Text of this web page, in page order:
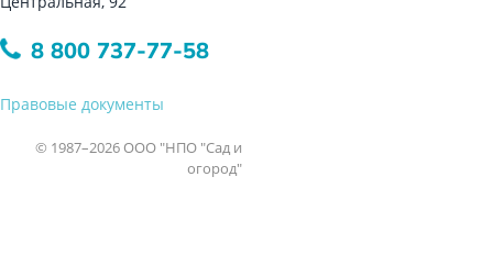
8 800 737-77-58
Правовые документы
© 1987–2026 ООО "НПО "Сад и
огород"